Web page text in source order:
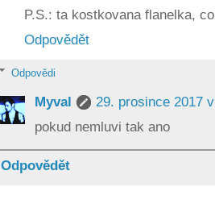
P.S.: ta kostkovana flanelka,
Odpovědět
Odpovědi
Myval
29. prosince 2017
pokud nemluvi tak ano
Odpovědět